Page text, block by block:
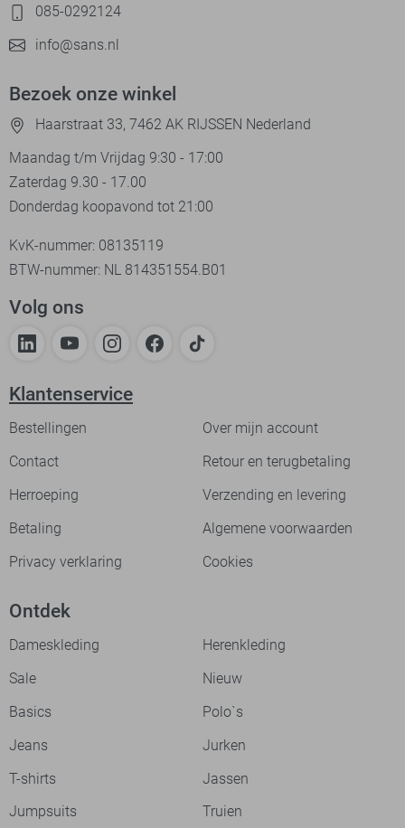
085-0292124
info@sans.nl
Bezoek onze winkel
Haarstraat 33, 7462 AK RIJSSEN Nederland
Maandag t/m Vrijdag 9:30 - 17:00
Zaterdag 9.30 - 17.00
Donderdag koopavond tot 21:00
KvK-nummer: 08135119
BTW-nummer: NL 814351554.B01
Volg ons
Klantenservice
Bestellingen
Over mijn account
Contact
Retour en terugbetaling
Herroeping
Verzending en levering
Betaling
Algemene voorwaarden
Privacy verklaring
Cookies
Ontdek
Dameskleding
Herenkleding
Sale
Nieuw
Basics
Polo`s
Jeans
Jurken
T-shirts
Jassen
Jumpsuits
Truien